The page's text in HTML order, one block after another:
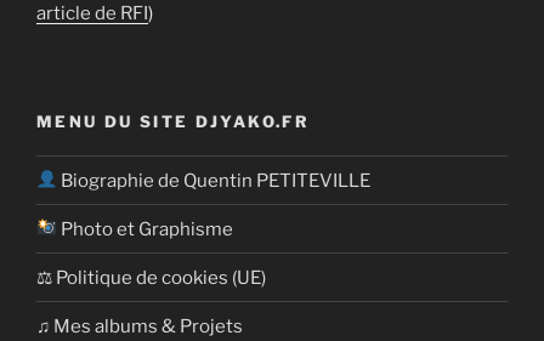
article de RFI)
MENU DU SITE DJYAKO.FR
Biographie de Quentin PETITEVILLE
Photo et Graphisme
⚖ Politique de cookies (UE)
​​♫ Mes albums & Projets